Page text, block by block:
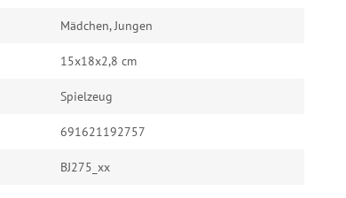
Mädchen, Jungen
15x18x2,8 cm
Spielzeug
691621192757
BJ275_xx